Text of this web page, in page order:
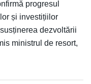
progresul
și investițiilor
dezvoltării
ministrul de resort,